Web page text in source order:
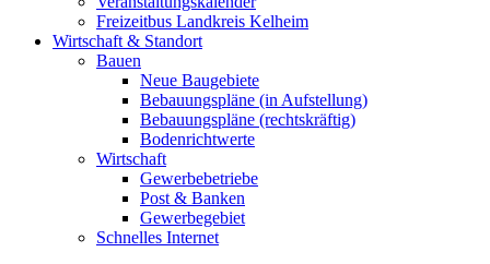
Freizeitbus Landkreis Kelheim
Wirtschaft & Standort
Bauen
Neue Baugebiete
Bebauungspläne (in Aufstellung)
Bebauungspläne (rechtskräftig)
Bodenrichtwerte
Wirtschaft
Gewerbebetriebe
Post & Banken
Gewerbegebiet
Schnelles Internet